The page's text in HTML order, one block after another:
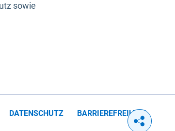
sowie
DATENSCHUTZ BARRIEREFREIHEIT